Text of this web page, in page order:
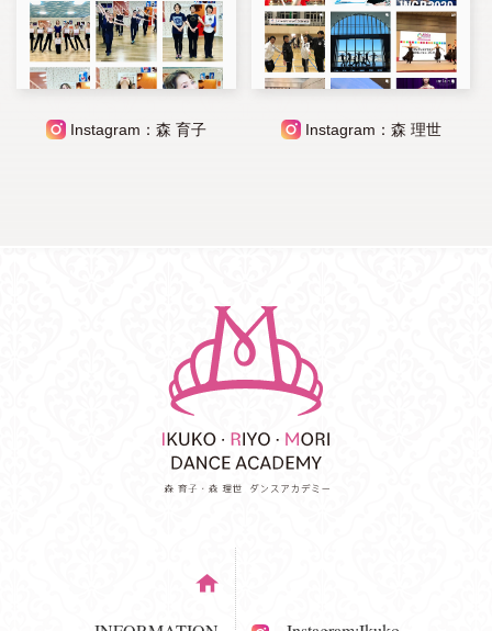
Instagram：森 育子 Instagram：森 理世